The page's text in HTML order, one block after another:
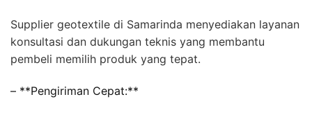
Supplier geotextile di Samarinda menyediakan layanan
konsultasi dan dukungan teknis yang membantu
pembeli memilih produk yang tepat.
– **Pengiriman Cepat:**